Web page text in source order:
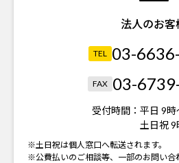
法人のお客
TEL 03-
FAX 03-
受付時間： 平日 9時
土日祝
※土日祝は個人窓口へ転送されます。
※公費払いのご相談等、一部のお問い合